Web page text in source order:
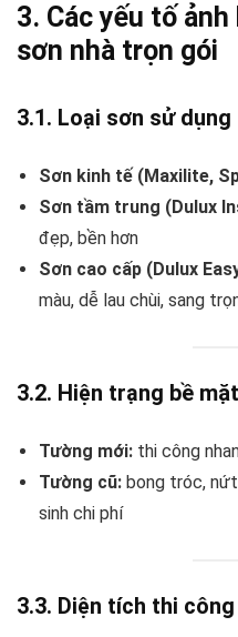
3. Các yếu tố
sơn nhà trọn gói
3.1. Loại sơn sử dụng
Sơn kinh tế (Maxilite,
Sơn tầm trung (Dulux
đẹp, bền hơn
Sơn cao cấp (Dulux
màu, dễ lau chùi, sang
3.2. Hiện trạng bề
Tường mới: thi công
Tường cũ: bong tróc,
sinh chi phí
3.3. Diện tích thi công